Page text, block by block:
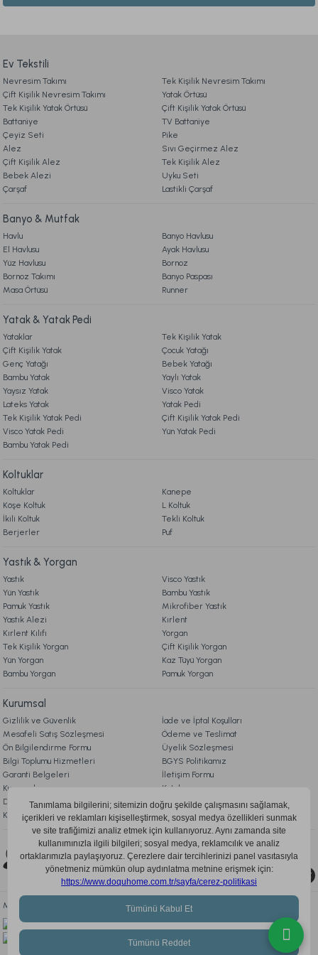
Ürün fiyatı diğer sitelerden daha pahalı.
Bu ürüne benzer farklı alternatifler olmalı.
Gönder
3. ÖDEME
4. KARGO & TESLİMAT
5. İADE & DEĞİŞİM
7. KAMPANYA & İNDİRİMLER
9. YATAK & KOLTUK SİPARİŞ VE İADE İŞLEMLERİ
1.190,00 TL
Online'a Özel
Visco Flexo Yastık 40x60x12 cm
%20
Visco Travel Yastık Gri
549,00 TL
Online'a Özel
Visco Air Yastık 2'li Avantajlı Paket 60 x 40 cm - Beyaz
%20
İndirim
3.998,00 TL
Viscojel Yastık 60 x 40 + 15 cm - Beyaz
Visco Comfort Yastık 51 x 42 + 13 cm - Beyaz
1.759,00 TL
Visco Life Yastık 60 x 40 + 15 cm - Beyaz
1.599,00 TL
Fırsat Ürünü
Ücretsiz Kargo
Festival Visco Smart Yastık Beyaz - 50 x 70 cm
1.399,00 TL
Ücretsiz Kargo
Nero Cool Yastık 60x40 cm
Ev Tekstili
Nevresim Takımı
Tek Kişilik Nevresim Takımı
Çift Kişilik Nevresim Takımı
Yatak Örtüsü
Tek Kişilik Yatak Örtüsü
Çift Kişilik Yatak Örtüsü
Battaniye
TV Battaniye
Çeyiz Seti
Pike
Alez
Sıvı Geçirmez Alez
Çift Kişilik Alez
Tek Kişilik Alez
Bebek Alezi
Uyku Seti
Çarşaf
Lastikli Çarşaf
Banyo & Mutfak
Havlu
Banyo Havlusu
El Havlusu
Ayak Havlusu
Yüz Havlusu
Bornoz
Bornoz Takımı
Banyo Paspası
Masa Örtüsü
Runner
Yatak & Yatak Pedi
Yataklar
Tek Kişilik Yatak
Çift Kişilik Yatak
Çocuk Yatağı
Genç Yatağı
Bebek Yatağı
Bambu Yatak
Yaylı Yatak
Yaysız Yatak
Visco Yatak
Lateks Yatak
Yatak Pedi
Tek Kişilik Yatak Pedi
Çift Kişilik Yatak Pedi
Visco Yatak Pedi
Yün Yatak Pedi
Bambu Yatak Pedi
Koltuklar
Koltuklar
Kanepe
Köşe Koltuk
L Koltuk
İkili Koltuk
Tekli Koltuk
Berjerler
Puf
Yastık & Yorgan
Yastık
Visco Yastık
Yün Yastık
Bambu Yastık
Pamuk Yastık
Mikrofiber Yastık
Yastık Alezi
Kırlent
Kırlent Kılıfı
Yorgan
Tek Kişilik Yorgan
Çift Kişilik Yorgan
Yün Yorgan
Kaz Tüyü Yorgan
Bambu Yorgan
Pamuk Yorgan
Kurumsal
Gizlilik ve Güvenlik
İade ve İptal Koşulları
Mesafeli Satış Sözleşmesi
Ödeme ve Teslimat
Ön Bilgilendirme Formu
Üyelik Sözleşmesi
Bilgi Toplumu Hizmetleri
BGYS Politikamız
Garanti Belgeleri
İletişim Formu
Kurumsal
Katalog
Doqu Blog
Çerez Politikası
KVKK Aydınlatma Metni
Bizi Takip Edin
0850 205 03 35
Mobil Uygulamayı İndir, Fırsatları Kaçırma!